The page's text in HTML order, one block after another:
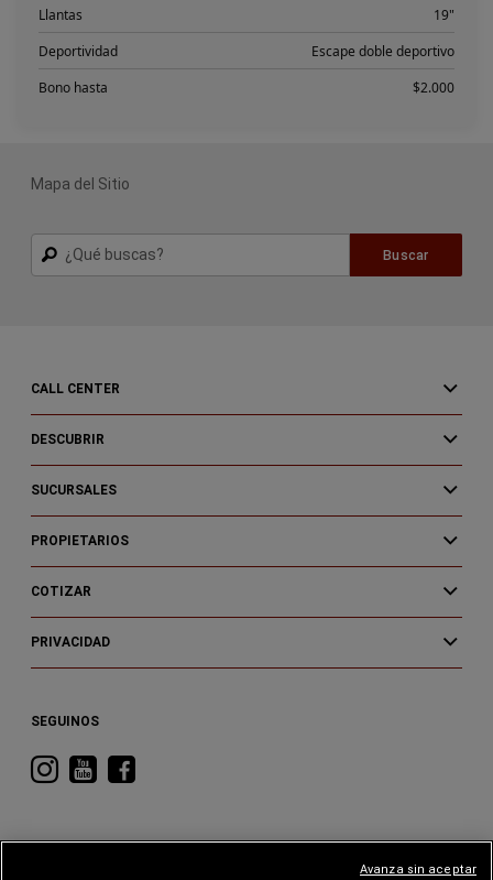
Mapa del Sitio
Buscar
Buscar
CALL CENTER
DESCUBRIR
SUCURSALES
PROPIETARIOS
COTIZAR
PRIVACIDAD
SEGUINOS
Visitá
Instagram
Visitá
YouTube
Visitá
Facebook
Avanza sin aceptar